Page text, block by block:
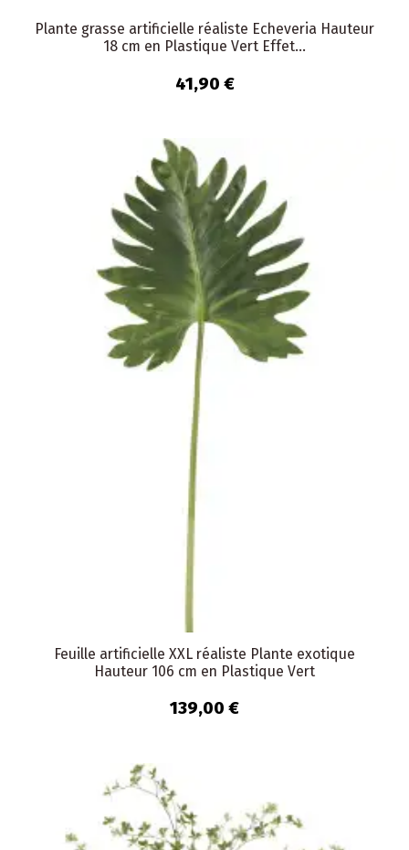
Plante grasse artificielle réaliste Echeveria Hauteur
18 cm en Plastique Vert Effet...
41,90 €
Feuille artificielle XXL réaliste Plante exotique
Hauteur 106 cm en Plastique Vert
139,00 €